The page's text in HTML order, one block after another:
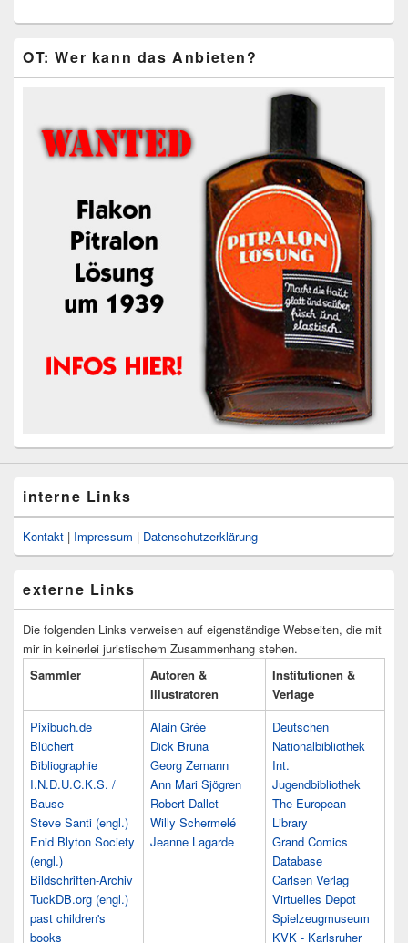
OT: Wer kann das Anbieten?
interne Links
Kontakt | Impressum | Datenschutzerklärung
externe Links
Die folgenden Links verweisen auf eigenständige Webseiten, die mit
mir in keinerlei juristischem Zusammenhang stehen.
Sammler
Autoren &
Illustratoren
Institutionen &
Verlage
Pixibuch.de
Blüchert
Bibliographie
I.N.D.U.C.K.S. /
Bause
Steve Santi (engl.)
Enid Blyton Society
(engl.)
Bildschriften-Archiv
TuckDB.org (engl.)
past children's
books
Alain Grée
Dick Bruna
Georg Zemann
Ann Mari Sjögren
Robert Dallet
Willy Schermelé
Jeanne Lagarde
Deutschen
Nationalbibliothek
Int.
Jugendbibliothek
The European
Library
Grand Comics
Database
Carlsen Verlag
Virtuelles Depot
Spielzeugmuseum
KVK - Karlsruher